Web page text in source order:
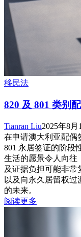
移民法
820 及 801 类别
Tianran Liu2025年8月
在申请澳大利亚配偶
801 永居签证的阶段
生活的愿景令人向往
及证据负担可能非
以及向永久居留权
的未来。
阅读更多